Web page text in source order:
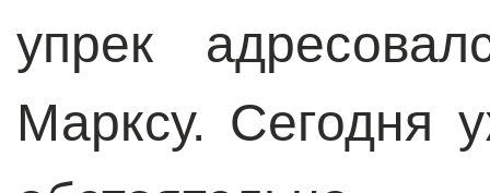
упрек
Марксу. Сегодня